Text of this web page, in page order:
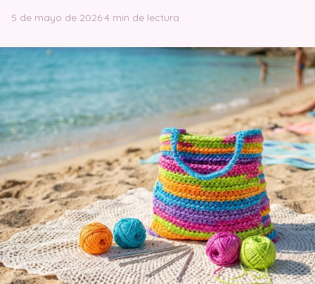
5 de mayo de 2026·4 min de lectura